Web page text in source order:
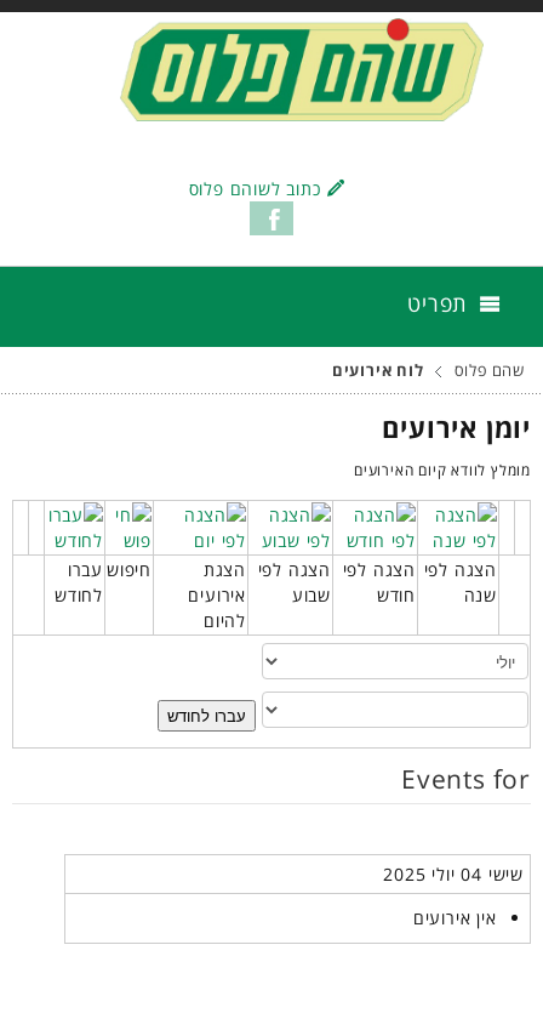
כתוב לשוהם פלוס
תפריט
שהם פלוס לוח אירועים
יומן אירועים
מומלץ לוודא קיום האירועים
הצגה לפי
שנה
הצגה לפי
חודש
הצגה לפי
שבוע
הצגת
אירועים
להיום
חיפוש עברו
לחודש
עברו לחודש
Events for
שישי 04 יולי 2025
אין אירועים